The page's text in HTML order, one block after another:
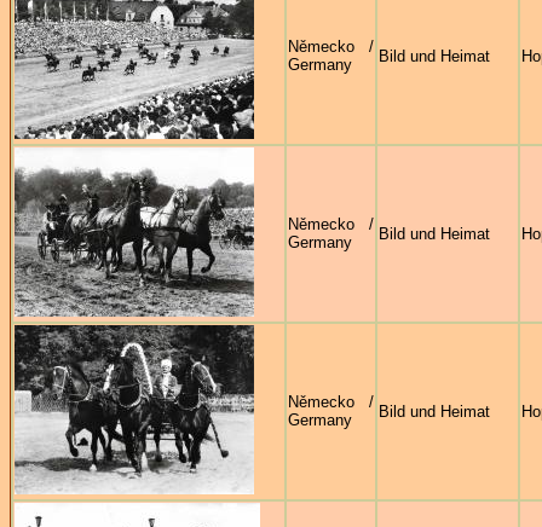
Německo /
Germany
Bild und Heimat
Německo /
Germany
Bild und Heimat
Německo /
Germany
Bild und Heimat